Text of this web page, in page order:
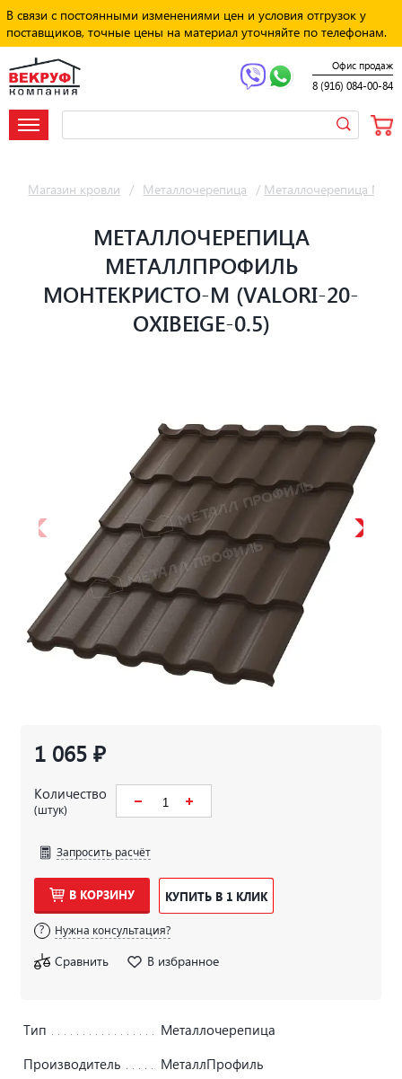
В связи с постоянными изменениями цен и условия отгрузок у
поставщиков, точные цены на материал уточняйте по телефонам.
Офис продаж
8 (916) 084-00-84
Магазин кровли / Металлочерепица / Металлочерепица
МЕТАЛЛОЧЕРЕПИЦА
МЕТАЛЛПРОФИЛЬ
МОНТЕКРИСТО-M (VALORI-20-
OXIBЕIGE-0.5)
1 065 ₽
Количество
(штук)
Запросить расчёт
В КОРЗИНУ КУПИТЬ В 1 КЛИК
Нужна консультация?
Сравнить В избранное
Тип
Металлочерепица
Производитель
МеталлПрофиль